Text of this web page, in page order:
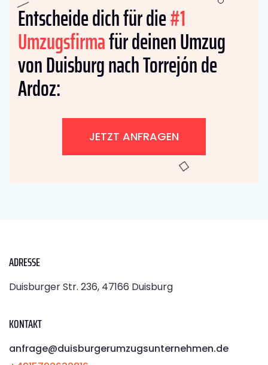
Entscheide dich für die#1
Umzugsfirmafür deinen Umzug
von Duisburg nach Torrejón de
Ardoz:
JETZT ANFRAGEN
ADRESSE
Duisburger Str. 236, 47166 Duisburg
KONTAKT
anfrage@duisburgerumzugsunternehmen.de